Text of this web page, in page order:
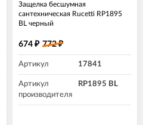
Защелка бесшумная
сантехническая Rucetti RP1895
BL черный
674 ₽ 772₽
Артикул 17841
Артикул
производителя
RP1895 BL